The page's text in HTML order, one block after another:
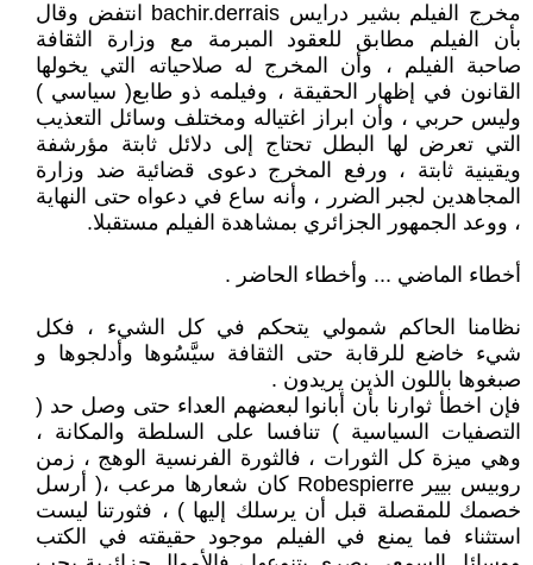
مخرج الفيلم بشير درايس bachir.derrais انتفض وقال
بأن الفيلم مطابق للعقود المبرمة مع وزارة الثقافة
صاحبة الفيلم ، وأن المخرج له صلاحياته التي يخولها
القانون في إظهار الحقيقة ، وفيلمه ذو طابع( سياسي )
وليس حربي ، وأن ابراز اغتياله ومختلف وسائل التعذيب
التي تعرض لها البطل تحتاج إلى دلائل ثابتة مؤرشفة
ويقينية ثابتة ، ورفع المخرج دعوى قضائية ضد وزارة
المجاهدين لجبر الضرر ، وأنه ساع في دعواه حتى النهاية
، ووعد الجمهور الجزائري بمشاهدة الفيلم مستقبلا.
أخطاء الماضي ... وأخطاء الحاضر .
نظامنا الحاكم شمولي يتحكم في كل الشيء ، فكل
شيء خاضع للرقابة حتى الثقافة سيَّسُوها وأدلجوها و
صبغوها باللون الذين يريدون .
فإن اخطأ ثوارنا بأن أبانوا لبعضهم العداء حتى وصل حد (
التصفيات السياسية ) تنافسا على السلطة والمكانة ،
وهي ميزة كل الثورات ، فالثورة الفرنسية الوهج ، زمن
روبيس بيير Robespierre كان شعارها مرعب ،( أرسل
خصمك للمقصلة قبل أن يرسلك إليها ) ، فثورتنا ليست
استثناء فما يمنع في الفيلم موجود حقيقته في الكتب